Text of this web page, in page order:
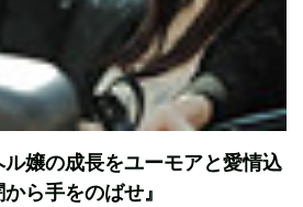
嬢の成長をユーモアと愛情込
ら手をのばせ』